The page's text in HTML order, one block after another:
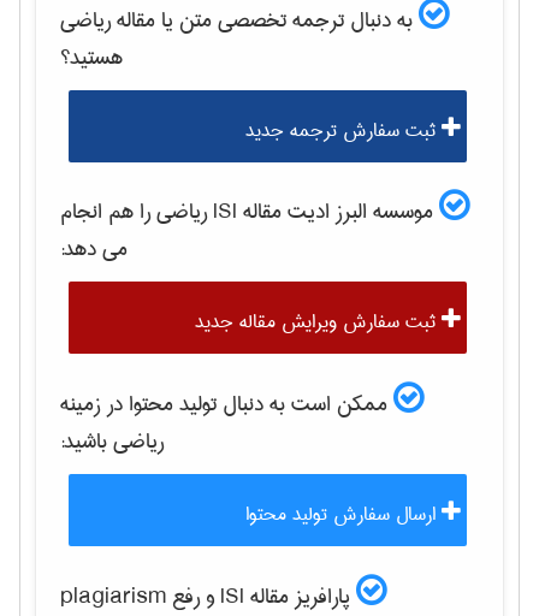
به دنبال ترجمه تخصصی متن یا مقالهرياضی
هستید؟
ثبت سفارش ترجمه جدید
موسسه البرز ادیت مقاله ISI رياضیرا هم انجام
می دهد:
ثبت سفارش ویرایش مقاله جدید
ممکن است به دنبال تولید محتوا در زمینه
رياضیباشید:
ارسال سفارش تولید محتوا
پارافریز مقاله ISI و رفع plagiarism